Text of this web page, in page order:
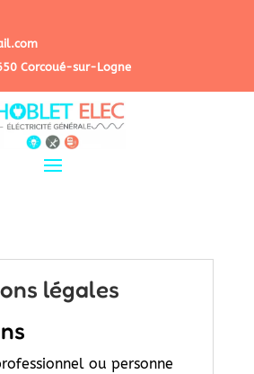
Corcoué-sur-Logne
légales
ou personne